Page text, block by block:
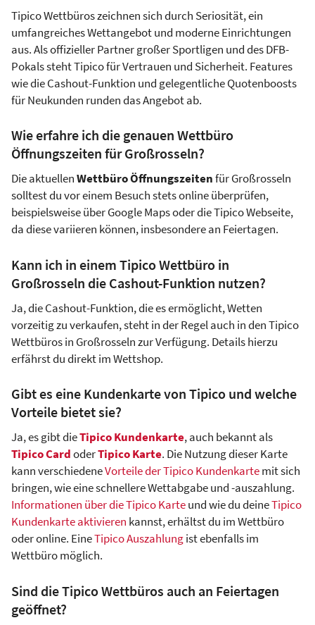
Tipico Wettbüros zeichnen sich durch Seriosität, ein
umfangreiches Wettangebot und moderne Einrichtungen
aus. Als offizieller Partner großer Sportligen und des DFB-
Pokals steht Tipico für Vertrauen und Sicherheit. Features
wie die Cashout-Funktion und gelegentliche Quotenboosts
für Neukunden runden das Angebot ab.
Wie erfahre ich die genauen Wettbüro
Öffnungszeiten für Großrosseln?
Die aktuellenWettbüro Öffnungszeitenfür Großrosseln
solltest du vor einem Besuch stets online überprüfen,
beispielsweise über Google Maps oder die Tipico Webseite,
da diese variieren können, insbesondere an Feiertagen.
Kann ich in einem Tipico Wettbüro in
Großrosseln die Cashout-Funktion nutzen?
Ja, die Cashout-Funktion, die es ermöglicht, Wetten
vorzeitig zu verkaufen, steht in der Regel auch in den Tipico
Wettbüros in Großrosseln zur Verfügung. Details hierzu
erfährst du direkt im Wettshop.
Gibt es eine Kundenkarte von Tipico und welche
Vorteile bietet sie?
Ja, es gibt dieTipico Kundenkarte, auch bekannt als
Tipico CardoderTipico Karte. Die Nutzung dieser Karte
kann verschiedeneVorteile der Tipico Kundenkartemit sich
bringen, wie eine schnellere Wettabgabe und -auszahlung.
Informationen über die Tipico Karteund wie du deineTipico
Kundenkarte aktivieren kannst, erhältst du im Wettbüro
oder online. EineTipico Auszahlungist ebenfalls im
Wettbüro möglich.
Sind die Tipico Wettbüros auch an Feiertagen
geöffnet?